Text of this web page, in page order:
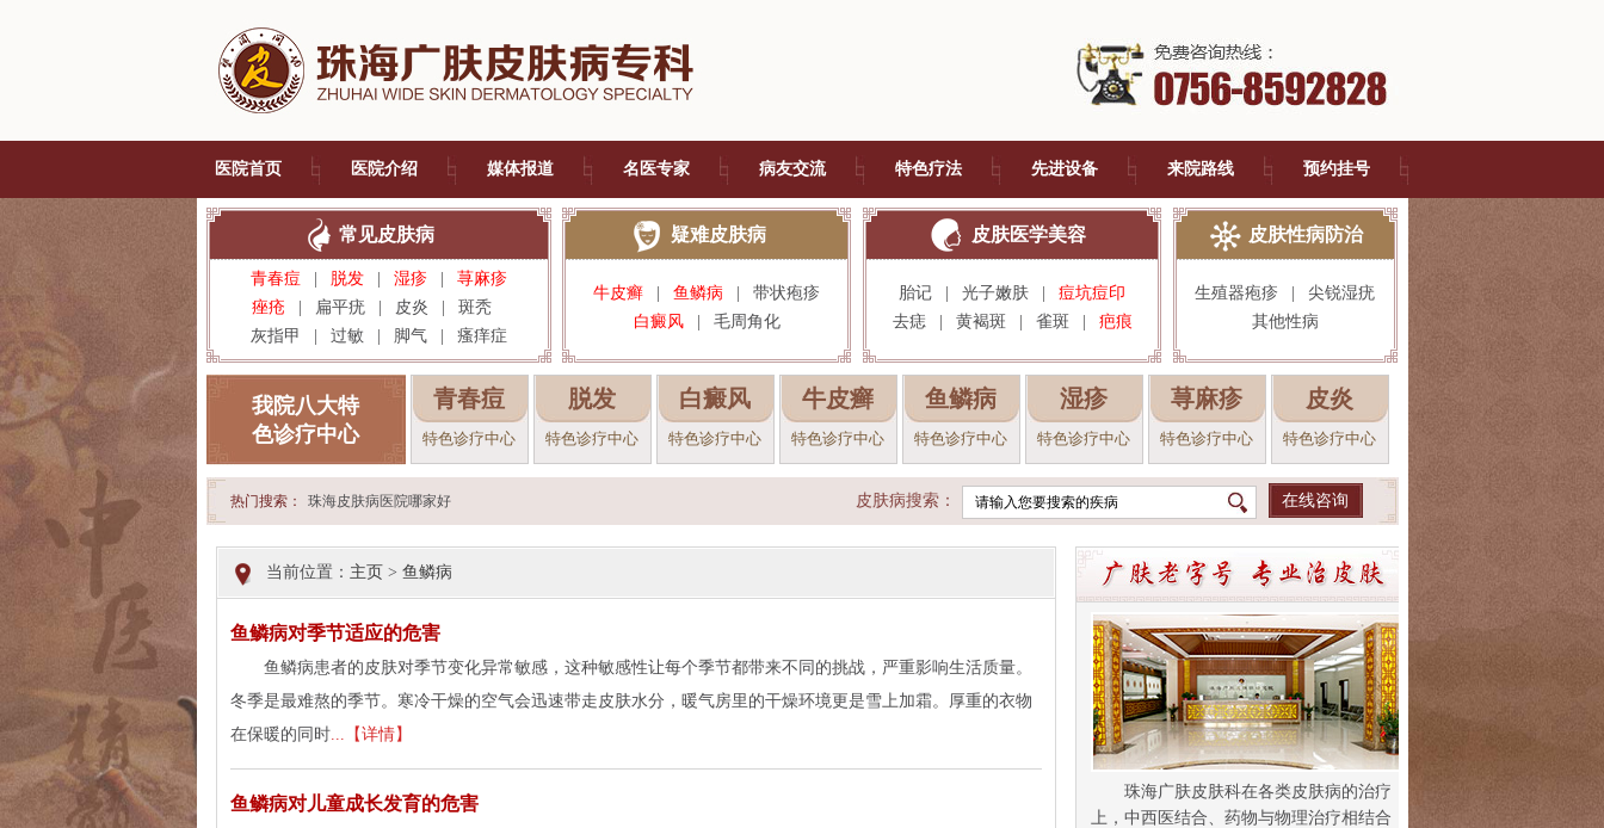
医院首页 医院介绍 媒体报道 名医专家 病友交流 特色疗法 先进设备 来院路线 预约挂号
常见皮肤病
青春痘 脱发 湿疹
荨麻疹
痤疮
扁平疣 皮炎
斑秃
灰指甲
过敏 脚气 瘙痒症
疑难皮肤病
牛皮癣 鱼鳞病
带状疱疹
白癜风
毛周角化
皮肤医学美容
胎记 光子嫩肤
痘坑痘印
去痣
黄褐斑 雀斑 疤痕
皮肤性病防治
生殖器疱疹
尖锐湿疣
其他性病
我院八大特
色诊疗中心
青春痘
特色诊疗中心
脱发
特色诊疗中心
白癜风
特色诊疗中心
牛皮癣
特色诊疗中心
鱼鳞病
特色诊疗中心
湿疹
特色诊疗中心
荨麻疹
特色诊疗中心
皮炎
特色诊疗中心
热门搜索： 珠海皮肤病医院哪家好 皮肤病搜索： 在线咨询
当前位置： 主页 > 鱼鳞病
鱼鳞病对季节适应的危害
鱼鳞病患者的皮肤对季节变化异常敏感，这种敏感性让每个季节都带来不同的挑战，严重影响生活质量。
冬季是最难熬的季节。寒冷干燥的空气会迅速带走皮肤水分，暖气房里的干燥环境更是雪上加霜。厚重的衣物
在保暖的同时...【详情】
鱼鳞病对儿童成长发育的危害
珠海广肤皮肤科在各类皮肤病的治疗
上，中西医结合、药物与物理治疗相结合